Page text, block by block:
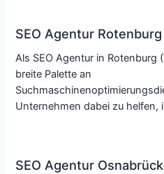
SEO Agentur
Als SEO Agentur in Rotenburg
breite Palette an
Unternehmen dabei zu helfen,
SEO Agentur Osnabrück